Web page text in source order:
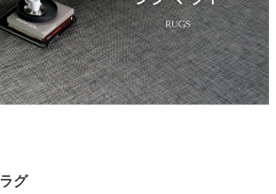
グ
検索